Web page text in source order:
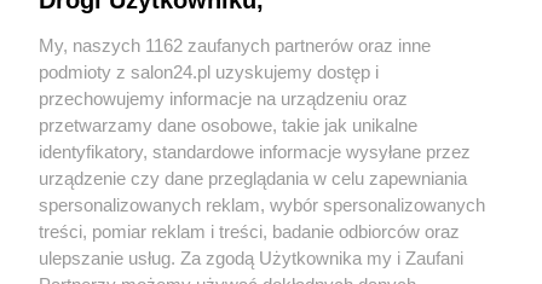
Sport
Społeczeństwo
Kultura
X Facebook Instagram Youtube
My, naszych 1162 zaufanych partnerów oraz inne
podmioty z salon24.pl uzyskujemy dostęp i
przechowujemy informacje na urządzeniu oraz
przetwarzamy dane osobowe, takie jak unikalne
identyfikatory, standardowe informacje wysyłane przez
urządzenie czy dane przeglądania w celu zapewniania
spersonalizowanych reklam, wybór spersonalizowanych
treści, pomiar reklam i treści, badanie odbiorców oraz
ulepszanie usług. Za zgodą Użytkownika my i Zaufani